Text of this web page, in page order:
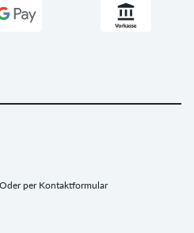
Oder per Kontaktformular